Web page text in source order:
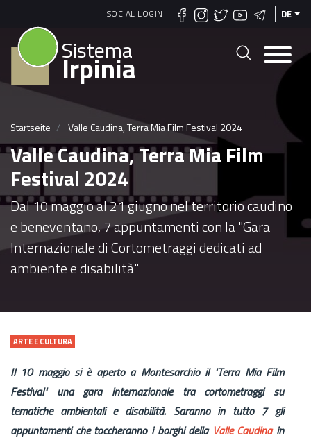
Direkt
zum
SOCIAL LOGIN DE
Sistema
Irpinia
Startseite Valle Caudina, Terra Mia Film Festival 2024
Valle Caudina, Terra Mia Film
Festival 2024
Dal 10 maggio al 21 giugno nel territorio caudino
e beneventano, 7 appuntamenti con la "Gara
Internazionale di Cortometraggi dedicati ad
ambiente e disabilità"
ARTE E CULTURA
Il 10 maggio si è aperto a Montesarchio il "Terra Mia Film
Festival" una gara internazionale tra cortometraggi su
tematiche ambientali e disabilità. Saranno in tutto 7 gli
appuntamenti che toccheranno i borghi della Valle Caudinain